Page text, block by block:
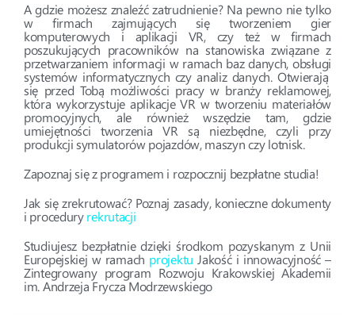
A gdzie możesz znaleźć zatrudnienie? Na pewno nie tylko
w firmach zajmujących się tworzeniem gier
komputerowych i aplikacji VR, czy też w firmach
poszukujących pracowników na stanowiska związane z
przetwarzaniem informacji w ramach baz danych, obsługi
systemów informatycznych czy analiz danych. Otwierają
się przed Tobą możliwości pracy w branży reklamowej,
która wykorzystuje aplikacje VR w tworzeniu materiałów
promocyjnych, ale również wszędzie tam, gdzie
umiejętności tworzenia VR są niezbędne, czyli przy
produkcji symulatorów pojazdów, maszyn czy lotnisk.
Zapoznaj się z programem i rozpocznij bezpłatne studia!
Jak się zrekrutować? Poznaj zasady, konieczne dokumenty
i proceduryrekrutacji
Studiujesz bezpłatnie dzięki środkom pozyskanym z Unii
Europejskiej w ramach projektu Jakość i innowacyjność –
Zintegrowany program Rozwoju Krakowskiej Akademii
im. Andrzeja Frycza Modrzewskiego